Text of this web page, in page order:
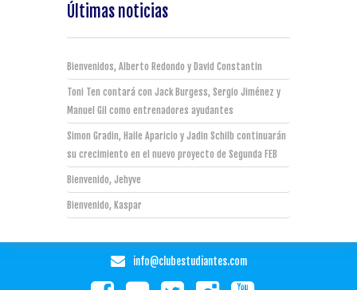
Últimas noticias
Bienvenidos, Alberto Redondo y David Constantin
Toni Ten contará con Jack Burgess, Sergio Jiménez y
Manuel Gil como entrenadores ayudantes
Simon Gradin, Haile Aparicio y Jadin Schilb continuarán
su crecimiento en el nuevo proyecto de Segunda FEB
Bienvenido, Jehyve
Bienvenido, Kaspar
info@clubestudiantes.com